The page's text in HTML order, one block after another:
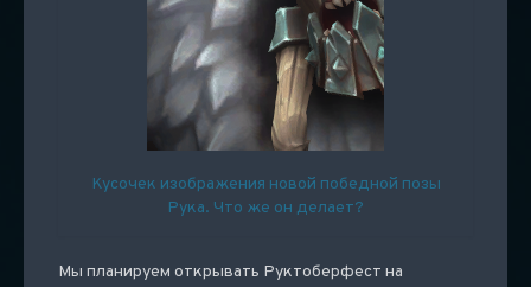
Кусочек изображения новой победной позы
Рука. Что же он делает?
Мы планируем открывать Руктоберфест на